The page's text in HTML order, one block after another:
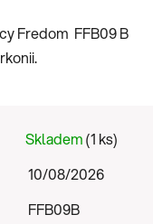
Fredom FFB09 B
Skladem(1 ks)
10/08/2026
FFB09B